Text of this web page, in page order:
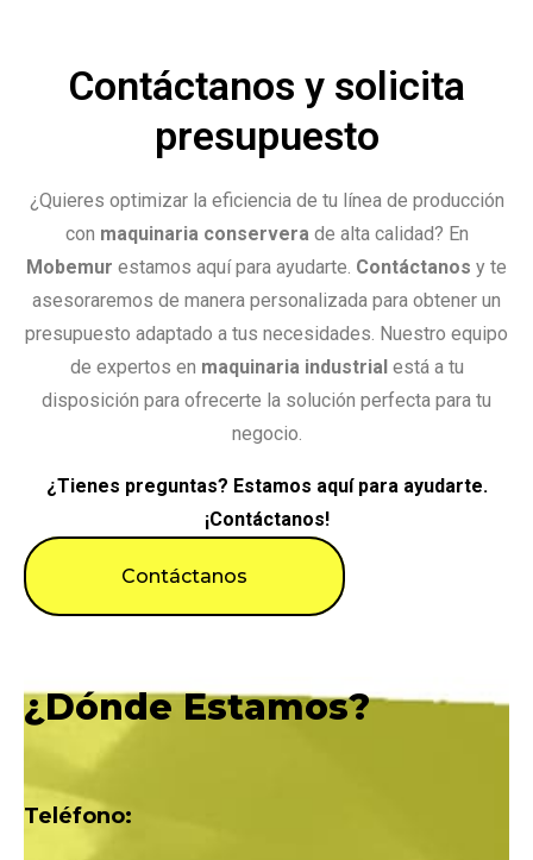
Contáctanos y solicita
presupuesto
¿Quieres optimizar la eficiencia de tu línea de producción
con maquinaria conserverade alta calidad? En
Mobemur estamos aquí para ayudarte. Contáctanos y te
asesoraremos de manera personalizada para obtener un
presupuesto adaptado a tus necesidades. Nuestro equipo
de expertos en maquinaria industrialestá a tu
disposición para ofrecerte la solución perfecta para tu
negocio.
¿Tienes preguntas? Estamos aquí para ayudarte.
¡Contáctanos!
Contáctanos
¿Dónde Estamos?
Teléfono: